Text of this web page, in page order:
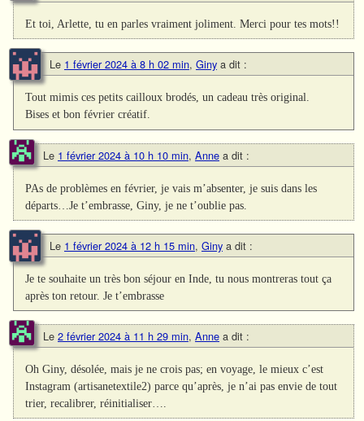
Et toi, Arlette, tu en parles vraiment joliment. Merci pour tes mots!!
Le 1 février 2024 à 8 h 02 min, Giny a dit :
Tout mimis ces petits cailloux brodés, un cadeau très original.
Bises et bon février créatif.
Le 1 février 2024 à 10 h 10 min, Anne a dit :
PAs de problèmes en février, je vais m’absenter, je suis dans les
départs…Je t’embrasse, Giny, je ne t’oublie pas.
Le 1 février 2024 à 12 h 15 min, Giny a dit :
Je te souhaite un très bon séjour en Inde, tu nous montreras tout ça
après ton retour. Je t’embrasse
Le 2 février 2024 à 11 h 29 min, Anne a dit :
Oh Giny, désolée, mais je ne crois pas; en voyage, le mieux c’est
Instagram (artisanetextile2) parce qu’après, je n’ai pas envie de tout
trier, recalibrer, réinitialiser….